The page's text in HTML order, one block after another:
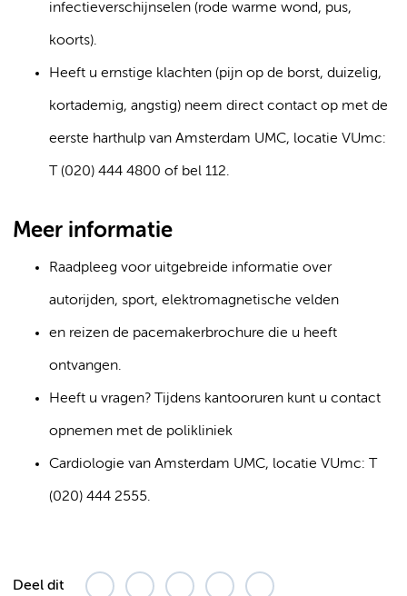
infectieverschijnselen (rode warme wond, pus,
koorts).
Heeft u ernstige klachten (pijn op de borst, duizelig,
kortademig, angstig) neem direct contact op met de
eerste harthulp van Amsterdam UMC, locatie VUmc:
T (020) 444 4800 of bel 112.
Meer informatie
Raadpleeg voor uitgebreide informatie over
autorijden, sport, elektromagnetische velden
en reizen de pacemakerbrochure die u heeft
ontvangen.
Heeft u vragen? Tijdens kantooruren kunt u contact
opnemen met de polikliniek
Cardiologie van Amsterdam UMC, locatie VUmc: T
(020) 444 2555.
Deel dit